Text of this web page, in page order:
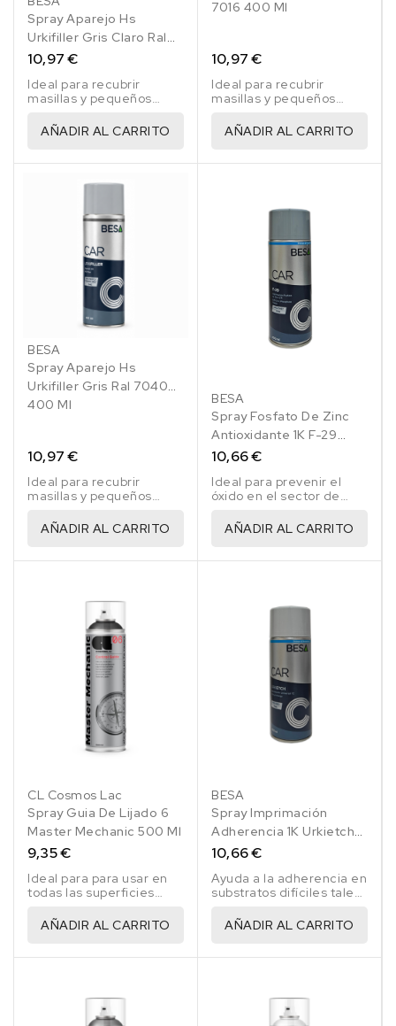
Spray Aparejo Hs
Urkifiller Gris Claro Ral
7035 400 Ml
10,97 €
Ideal para recubrir
masillas y pequeños
reparaciones de
vehículos.
AÑADIR AL CARRITO
7016 400 Ml
10,97 €
Ideal para recubrir
masillas y pequeños
reparaciones de
vehículos.
AÑADIR AL CARRITO
BESA
Spray Aparejo Hs
Urkifiller Gris Ral 7040
400 Ml
10,97 €
Ideal para recubrir
masillas y pequeños
reparaciones de
vehículos.
AÑADIR AL CARRITO
BESA
Spray Fosfato De Zinc
Antioxidante 1K F-29
Besa Ral 7040 400 Ml
10,66 €
Ideal para prevenir el
óxido en el sector de
Industrial, Maquinaría
Agrícola, Estructura
AÑADIR AL CARRITO
CL Cosmos Lac
Spray Guia De Lijado 6
Master Mechanic 500 Ml
9,35 €
Ideal para para usar en
todas las superficies
AÑADIR AL CARRITO
BESA
Spray Imprimación
Adherencia 1K Urkietch
Gris Ral 7040 400 Ml
10,66 €
Ayuda a la adherencia en
substratos difíciles tales
y aluminio.
AÑADIR AL CARRITO